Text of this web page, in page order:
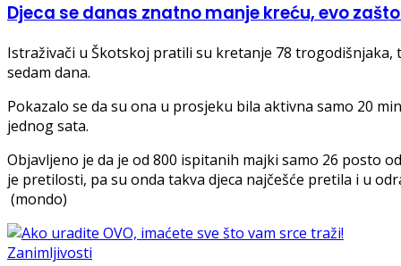
Djeca se danas znatno manje kreću, evo
Istraživači u Škotskoj pratili su kretanje 78
sedam dana.
Pokazalo se da su ona u prosjeku bila aktivna samo 20
jednog sata.
Objavljeno je da je od 800 ispitanih majki samo 26 posto
je pretilosti, pa su onda takva djeca najčešće pretila i u
(mondo)
Zanimljivosti